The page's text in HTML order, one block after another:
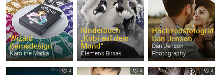
Wizard
Gamedesign
Karoline Marka
Kinderbuch
„Kobi auf dem
Mond“
Clemens Birsak
Hochzeitsfotograf
Dan Jenson
Dan Jenson
Photography
4 4 4